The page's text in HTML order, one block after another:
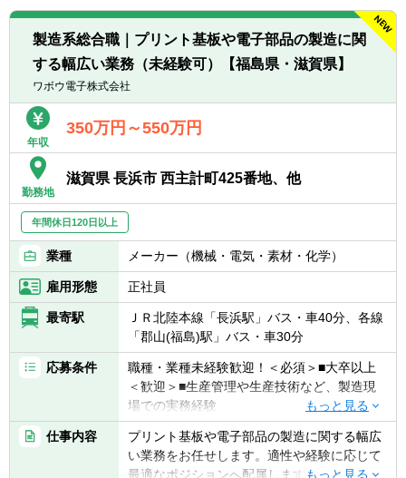
ケーションを大切にできる方
★着実にキャリアアップを目指したい方
■各種製造工程のサポート業務
【雇入れ直後】上記業務
【変更の範囲】会社の定める業務
将来のキャリアパス
自身の頑張りや成果がしっかりと評価され、
給与や役職にダイレクトに反映される風土で
能。中途入社から数年で役職に就任している
実績もあり、長期的なキャリア形成が見込め
ます。
製造系総合職｜プリント基板や電子部品の製造に関
する幅広い業務（未経験可）【福島県・滋賀県】
ワボウ電子株式会社
年収
350万円～550万円
勤務地
滋賀県 長浜市 西主計町425番地、他
年間休日120日以上
業種 メーカー（機械・電気・素材・化学）
雇用形態 正社員
最寄駅
ＪＲ北陸本線「長浜駅」バス・車40分、各線
「郡山(福島)駅」バス・車30分
応募条件
職種・業種未経験歓迎！＜必須＞■大卒以上
＜歓迎＞■生産管理や生産技術など、製造現
場での実務経験
＜必須条件＞
■大学卒業以上の方
仕事内容
プリント基板や電子部品の製造に関する幅広
い業務をお任せします。適性や経験に応じて
最適なポジションへ配属します。